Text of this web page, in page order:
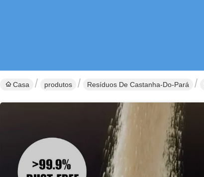
Casa produtos Resíduos De Castanha-Do-Pará